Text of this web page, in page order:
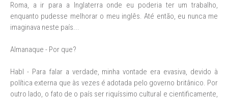
Roma, a ir para a Inglaterra onde eu poderia ter um trabalho,
enquanto pudesse melhorar o meu inglês. Até então, eu nunca me
imaginava neste país...
Almanaque - Por que?
Habl - Para falar a verdade, minha vontade era evasiva, devido à
política externa que às vezes é adotada pelo governo britânico. Por
outro lado, o fato de o país ser riquíssimo cultural e cientificamente,